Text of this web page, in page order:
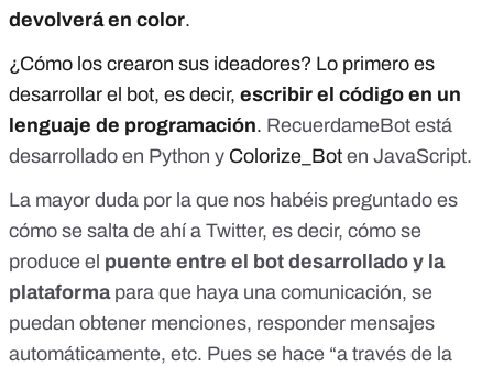
devolverá en color.
¿Cómo los crearon sus ideadores? Lo primero es
desarrollar el bot, es decir, escribir el código en un
lenguaje de programación. RecuerdameBot está
desarrollado en Python y Colorize_Bot en JavaScript.
La mayor duda por la que nos habéis preguntado es
cómo se salta de ahí a Twitter, es decir, cómo se
produce el puente entre el bot desarrollado y la
plataforma para que haya una comunicación, se
puedan obtener menciones, responder mensajes
automáticamente, etc. Pues se hace “a través de la